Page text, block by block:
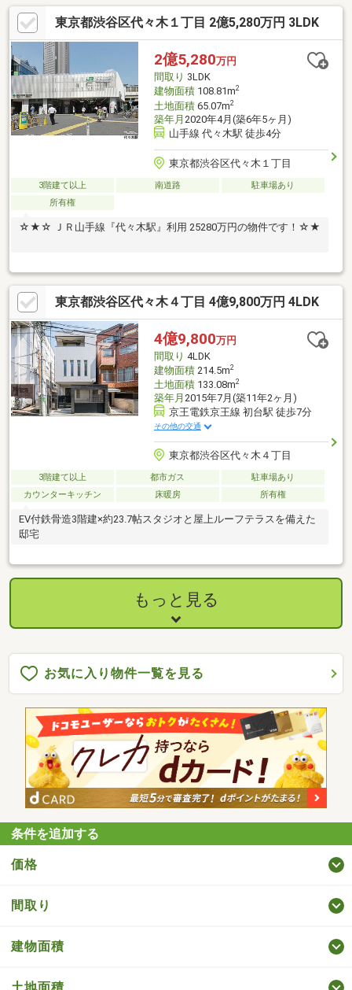
東京都渋谷区代々木１丁目 2億5,280万円 3LDK
2億5,280万円
間取り 3LDK
建物面積108.81m2
土地面積65.07m2
築年月 2020年4月(築6年5ヶ月)
山手線 代々木駅 徒歩4分
東京都渋谷区代々木１丁目
3階建て以上 南道路
駐車場あり
所有権
☆★☆ ＪＲ山手線『代々木駅』利用 25280万円の物件です！☆★
東京都渋谷区代々木４丁目 4億9,800万円 4LDK
4億9,800万円
間取り 4LDK
建物面積214.5m2
土地面積133.08m2
築年月 2015年7月(築11年2ヶ月)
京王電鉄京王線 初台駅 徒歩7分
その他の交通
東京都渋谷区代々木４丁目
3階建て以上 都市ガス
駐車場あり
カウンターキッチン
床暖房 所有権
EV付鉄骨造3階建×約23.7帖スタジオと屋上ルーフテラスを備えた
邸宅
もっと見る
お気に入り物件一覧を見る
条件を追加する
価格
間取り
建物面積